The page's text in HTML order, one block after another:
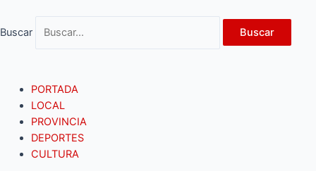
contenido
Buscar Buscar
PORTADA
LOCAL
PROVINCIA
DEPORTES
CULTURA